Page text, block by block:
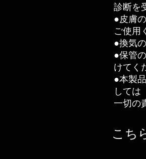
診断を
●皮膚
ご使用
●換気
●保管
けてく
●本製
しては
一切の
こち